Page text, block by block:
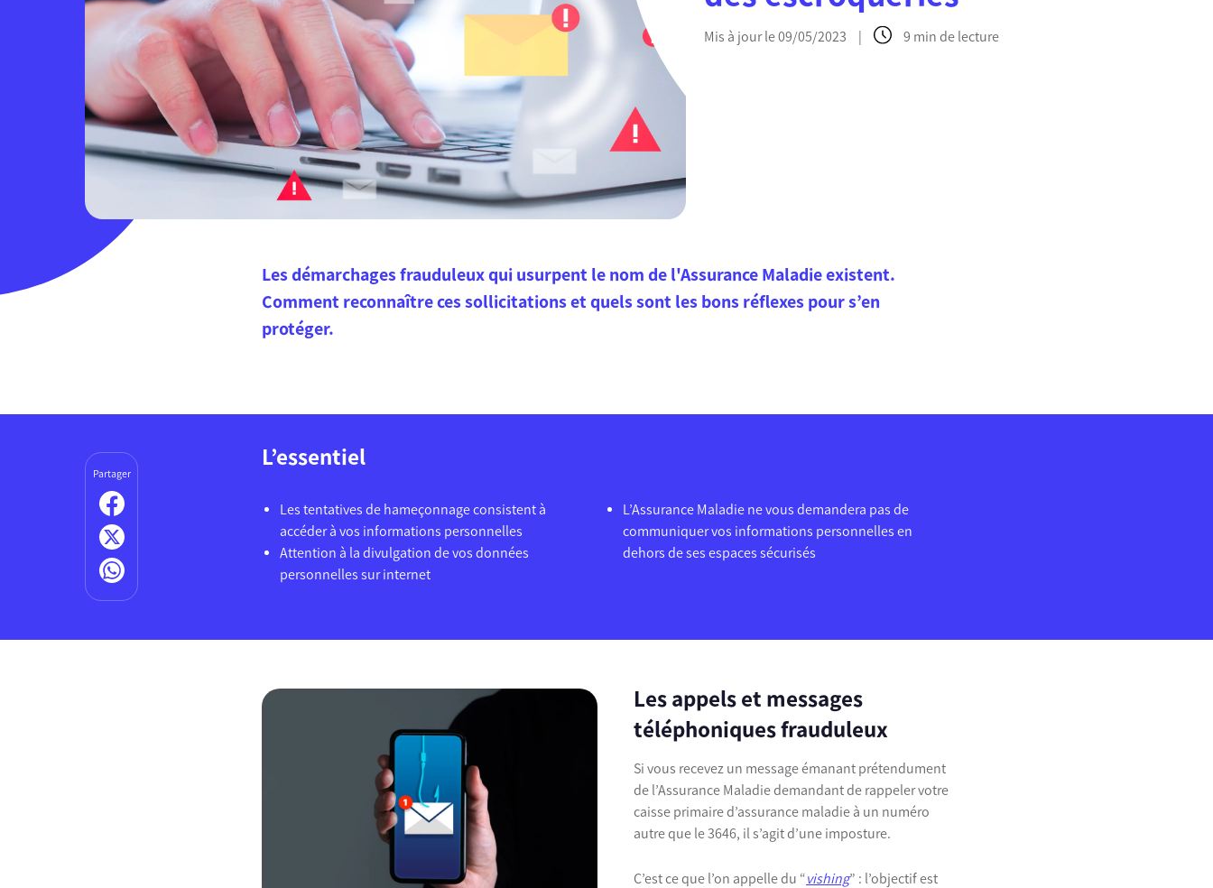
Mis à jour le 09/05/2023 | 9 min de lecture
Les démarchages frauduleux qui usurpent le nom de l'Assurance Maladie existent.
Comment reconnaître ces sollicitations et quels sont les bons réflexes pour s’en
protéger.
Partager
L’essentiel
Les tentatives de hameçonnage consistent à
accéder à vos informations personnelles
Attention à la divulgation de vos données
personnelles sur internet
L’Assurance Maladie ne vous demandera pas de
communiquer vos informations personnelles en
dehors de ses espaces sécurisés
Les appels et messages
téléphoniques frauduleux
Si vous recevez un message émanant prétendument
de l’Assurance Maladie demandant de rappeler votre
caisse primaire d’assurance maladie à un numéro
autre que le 3646, il s’agit d’une imposture.
C’est ce que l’on appelle du “vishing” : l’objectif est